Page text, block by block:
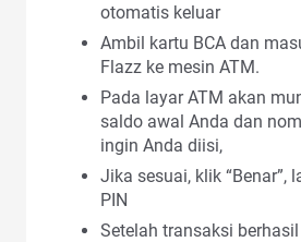
otomatis keluar
Ambil kartu BCA dan
Flazz ke mesin ATM.
Pada layar ATM akan
saldo awal Anda dan
ingin Anda diisi,
Jika sesuai, klik “Benar”,
PIN
Setelah transaksi